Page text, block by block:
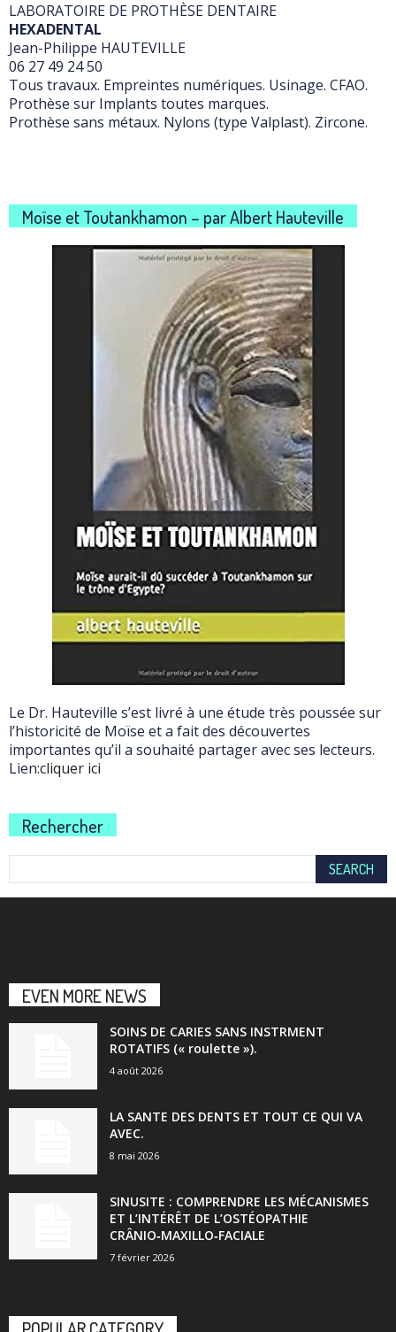
LABORATOIRE DE PROTHÈSE DENTAIRE
HEXADENTAL
Jean-Philippe HAUTEVILLE
06 27 49 24 50
Tous travaux. Empreintes numériques. Usinage. CFAO.
Prothèse sur Implants toutes marques.
Prothèse sans métaux. Nylons (type Valplast). Zircone.
Moïse et Toutankhamon – par Albert Hauteville
Le Dr. Hauteville s’est livré à une étude très poussée sur
l’historicité de Moïse et a fait des découvertes
importantes qu’il a souhaité partager avec ses lecteurs.
Lien:cliquer ici
Rechercher
EVEN MORE NEWS
SOINS DE CARIES SANS INSTRMENT
ROTATIFS (« roulette »).
4 août 2026
LA SANTE DES DENTS ET TOUT CE QUI VA
AVEC.
8 mai 2026
SINUSITE : COMPRENDRE LES MÉCANISMES
ET L’INTÉRÊT DE L’OSTÉOPATHIE
CRÂNIO‑MAXILLO‑FACIALE
7 février 2026